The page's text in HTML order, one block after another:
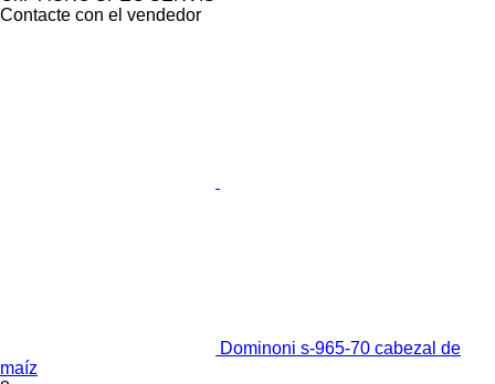
Contacte con el vendedor
Dominoni s-965-70 cabezal de
maíz